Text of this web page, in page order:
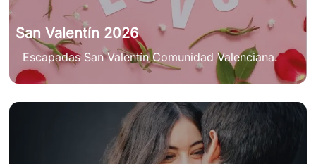
San Valentín 2026
Escapadas San Valentín Comunidad Valenciana.